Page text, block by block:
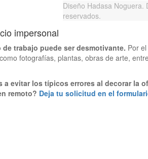
Diseño Hadasa Noguera.
reservados.
impersonal
trabajo puede ser desmotivante. Por
fotografías, plantas, obras de arte,
a evitar los típicos errores al decorar la
remoto? Deja tu solicitud en el